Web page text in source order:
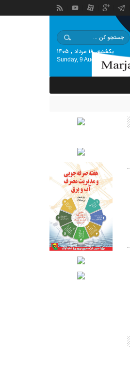
یکشنبه, ۱۸ مرداد , ۱۴۰۵
Sunday, 9 August , 2026